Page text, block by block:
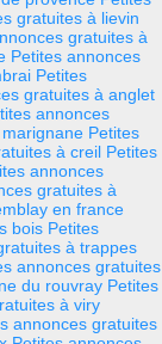
gratuites à lievin
gratuites à
Petites annonces
Petites
gratuites à anglet
annonces
Petites
à creil Petites
annonces
gratuites à
en france
bois Petites
à trappes
annonces gratuites
du rouvray Petites
à viry
annonces gratuites